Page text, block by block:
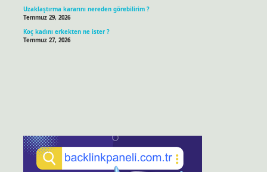
Uzaklaştırma kararını nereden görebilirim ?
Temmuz 29, 2026
Koç kadını erkekten ne ister ?
Temmuz 27, 2026